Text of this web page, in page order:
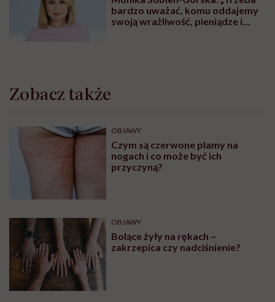
bardzo uważać, komu oddajemy
swoją wrażliwość, pieniądze i
Zobacz także
OBJAWY
Czym są czerwone plamy na
nogach i co może być ich
przyczyną?
OBJAWY
Bolące żyły na rękach –
zakrzepica czy nadciśnienie?